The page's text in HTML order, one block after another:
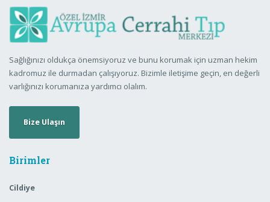
Sağlığınızı oldukça önemsiyoruz ve bunu korumak için uzman hekim
kadromuz ile durmadan çalışıyoruz. Bizimle iletişime geçin, en değerli
varlığınızı korumanıza yardımcı olalım.
Bize Ulaşın
Birimler
Cildiye